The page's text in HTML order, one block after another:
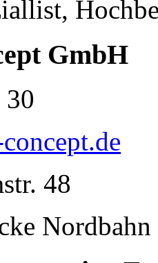
GmbH
48
Nordbahn